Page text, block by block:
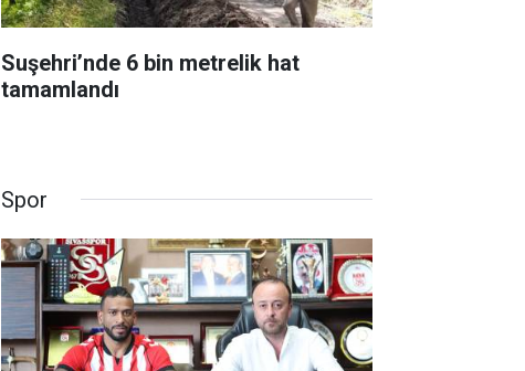
Suşehri’nde 6 bin metrelik hat
tamamlandı
Spor